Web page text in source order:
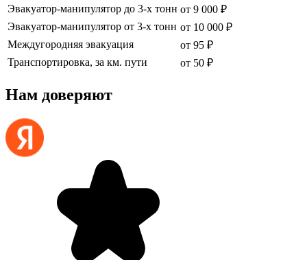
Эвакуатор-манипулятор до 3-х тонн от 9 000 ₽
Эвакуатор-манипулятор от 3-х тонн от 10 000 ₽
Междугородняя эвакуация
от 95 ₽
Транспортировка, за км. пути
от 50 ₽
Нам доверяют